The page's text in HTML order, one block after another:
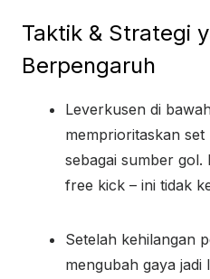
Taktik & Strategi
Berpengaruh
Leverkusen di
memprioritaskan
sebagai sumber gol.
free kick – ini tidak
Setelah kehilangan
mengubah gaya